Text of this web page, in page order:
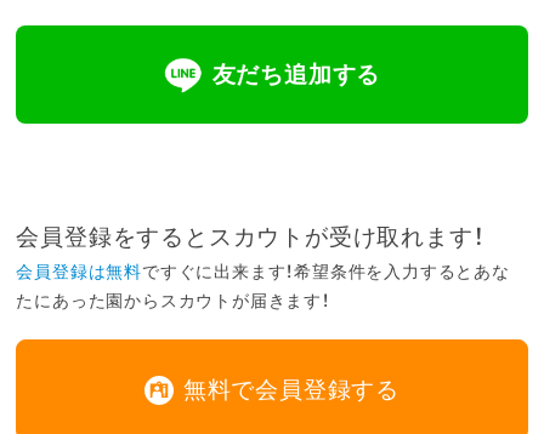
友だち追加する
会員登録をするとスカウトが受け取れます！
会員登録は無料ですぐに出来ます！希望条件を入力するとあな
たにあった園からスカウトが届きます！
無料で会員登録する